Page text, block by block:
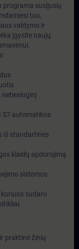
programa susijusių
tuo,
valdymo ir
įgysite naujų
netiesioginį
S7 automatikos
iš standartinės
klaidų apdorojimą
sistemos
sudaro
praktinė žinių